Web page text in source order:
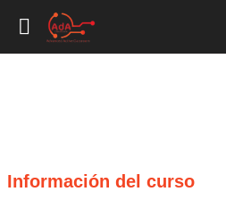
Información del curso